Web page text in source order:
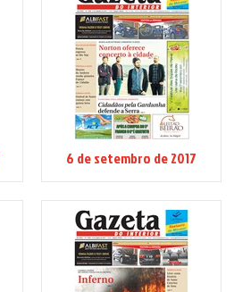
6 de setembro de 2017